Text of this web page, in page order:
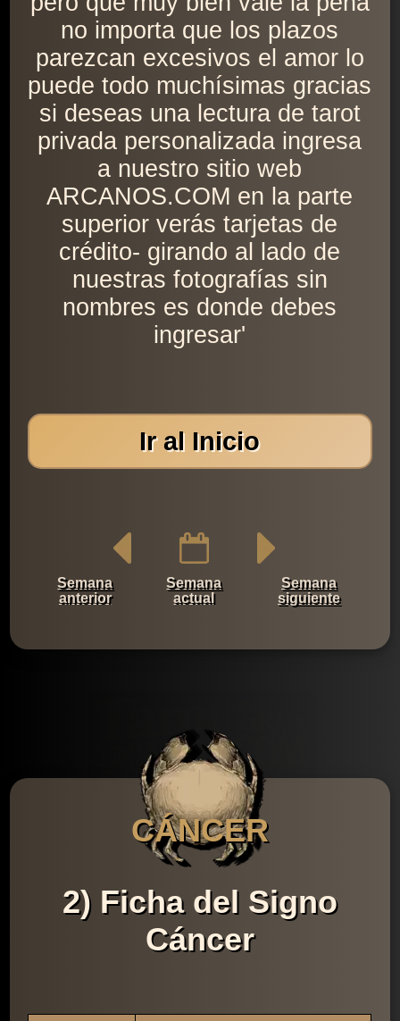
no importa que los plazos
parezcan excesivos el amor lo
puede todo muchísimas gracias
si deseas una lectura de tarot
privada personalizada ingresa
a nuestro sitio web
ARCANOS.COM en la parte
superior verás tarjetas de
crédito- girando al lado de
nuestras fotografías sin
nombres es donde debes
ingresar'
Ir al Inicio
Semana
anterior
Semana
actual
Semana
siguiente
CÁNCER
2) Ficha del Signo
Cáncer